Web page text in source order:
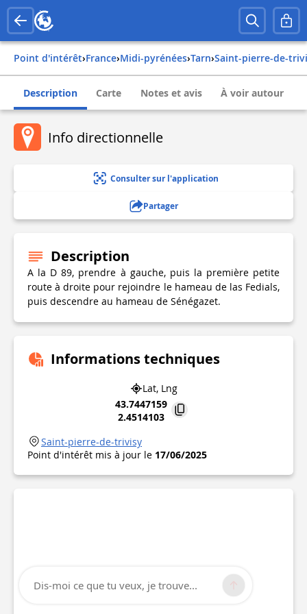
Point d'intérêt› france› midi-pyrénées› tarn› saint-pierre-de-
Description Carte Notes et avis À voir autour
Info directionnelle
Consulter sur l'application
Partager
Description
A la D 89, prendre à gauche, puis la première petite
route à droite pour rejoindre le hameau de las Fedials,
puis descendre au hameau de Sénégazet.
Informations techniques
Lat, Lng
43.7447159
2.4514103
Saint-pierre-de-trivisy
Point d'intérêt mis à jour le 17/06/2025
Dis-moi ce que tu veux, je trouve...